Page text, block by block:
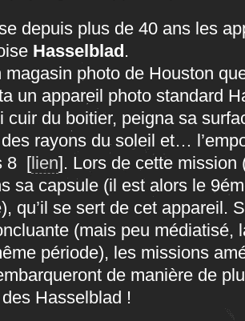
depuis plus de 40 ans les
Hasselblad.
magasin photo de Houston
un appareil photo standard
cuir du boitier, peigna sa
rayons du soleil et…
8 [lien]. Lors de cette mission
sa capsule (il est alors le
qu’il se sert de cet appareil.
(mais peu médiatisé,
période), les missions
de manière de
Hasselblad !